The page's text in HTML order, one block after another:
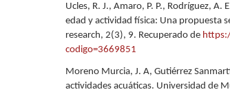
Ucles, R. J., Amaro, P. P., Rodríguez, A.
edad y actividad física: Una propuesta
research, 2(3), 9. Recuperado de
codigo=3669851
Moreno Murcia, J. A, Gutiérrez
actividades acuáticas. Universidad de